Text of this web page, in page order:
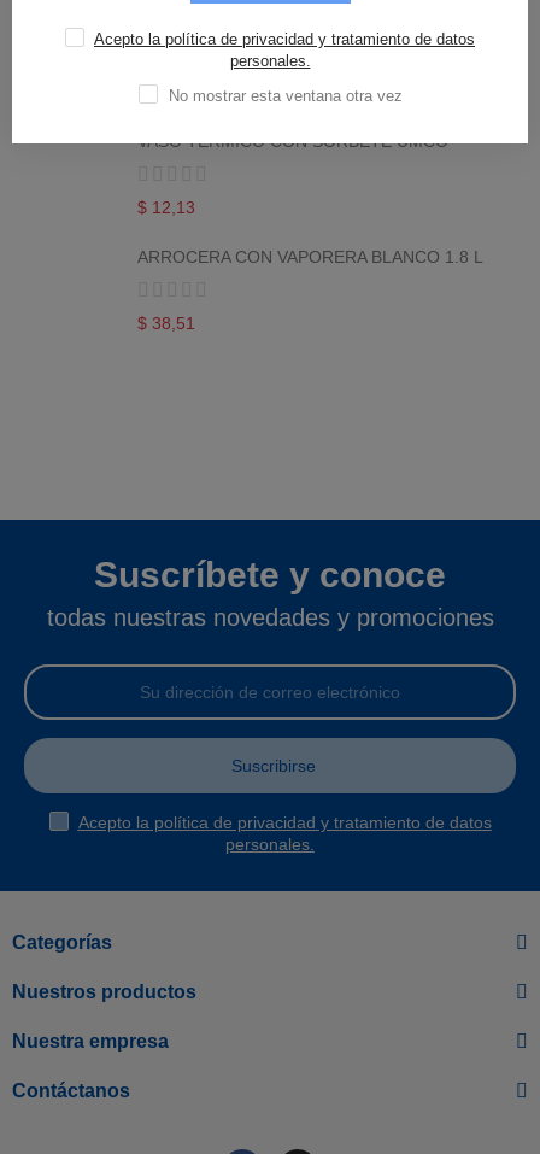
$ 1,94
VASO TERMICO CON SORBETE UMCO
$ 12,13
ARROCERA CON VAPORERA BLANCO 1.8 L
$ 38,51
Suscríbete y conoce
todas nuestras novedades y promociones
Suscribirse
Acepto la política de privacidad y tratamiento de datos
personales.
Contáctanos
Nuestra empresa
Nuestros productos
Categorías
Acepto la política de privacidad y tratamiento de datos
personales.
No mostrar esta ventana otra vez